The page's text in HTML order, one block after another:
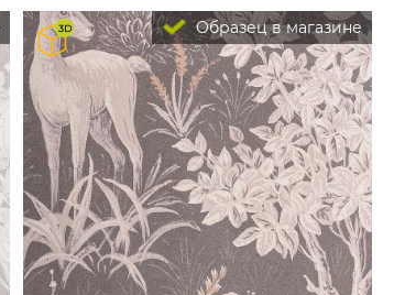
Образец в магазине